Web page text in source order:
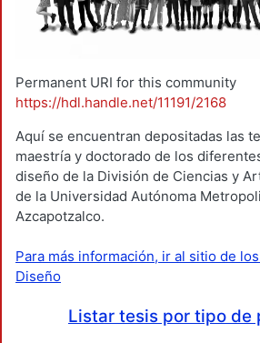
Permanent URI for this community
https://hdl.handle.net/11191/2168
Aquí se encuentran depositadas las
maestría y doctorado de los
diseño de la División de Ciencias y
de la Universidad Autónoma
Azcapotzalco.
Para más información, ir al sitio de
Diseño
Listar tesis por tipo de